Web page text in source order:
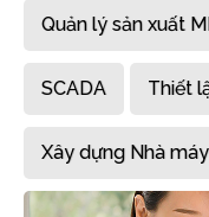
Quản lý sản xuất
SCADA Thiết
Xây dựng Nhà